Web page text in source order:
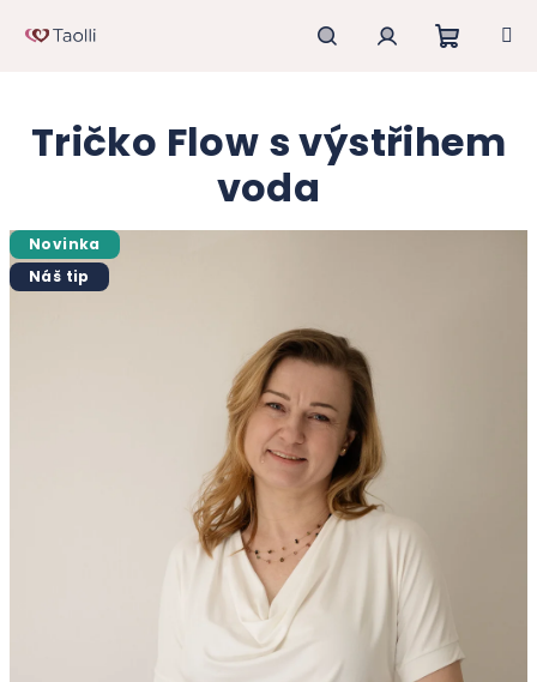
košík
Tričko Flow s výstřihem
voda
Novinka
Náš tip